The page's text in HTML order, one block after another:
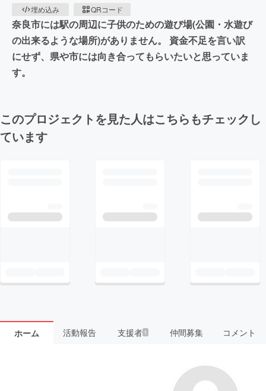
埋め込み
QRコード
奈良市には駅の周辺に子供のための遊び場(公園・水遊び
の出来るような場所)がありません。 資金不足を言い訳
にせず、県や市には向き合ってもらいたいと思っていま
す。
このプロジェクトを見た人はこちらもチェックし
ています
ホーム 活動報告 支援者 1 仲間募集 コメント